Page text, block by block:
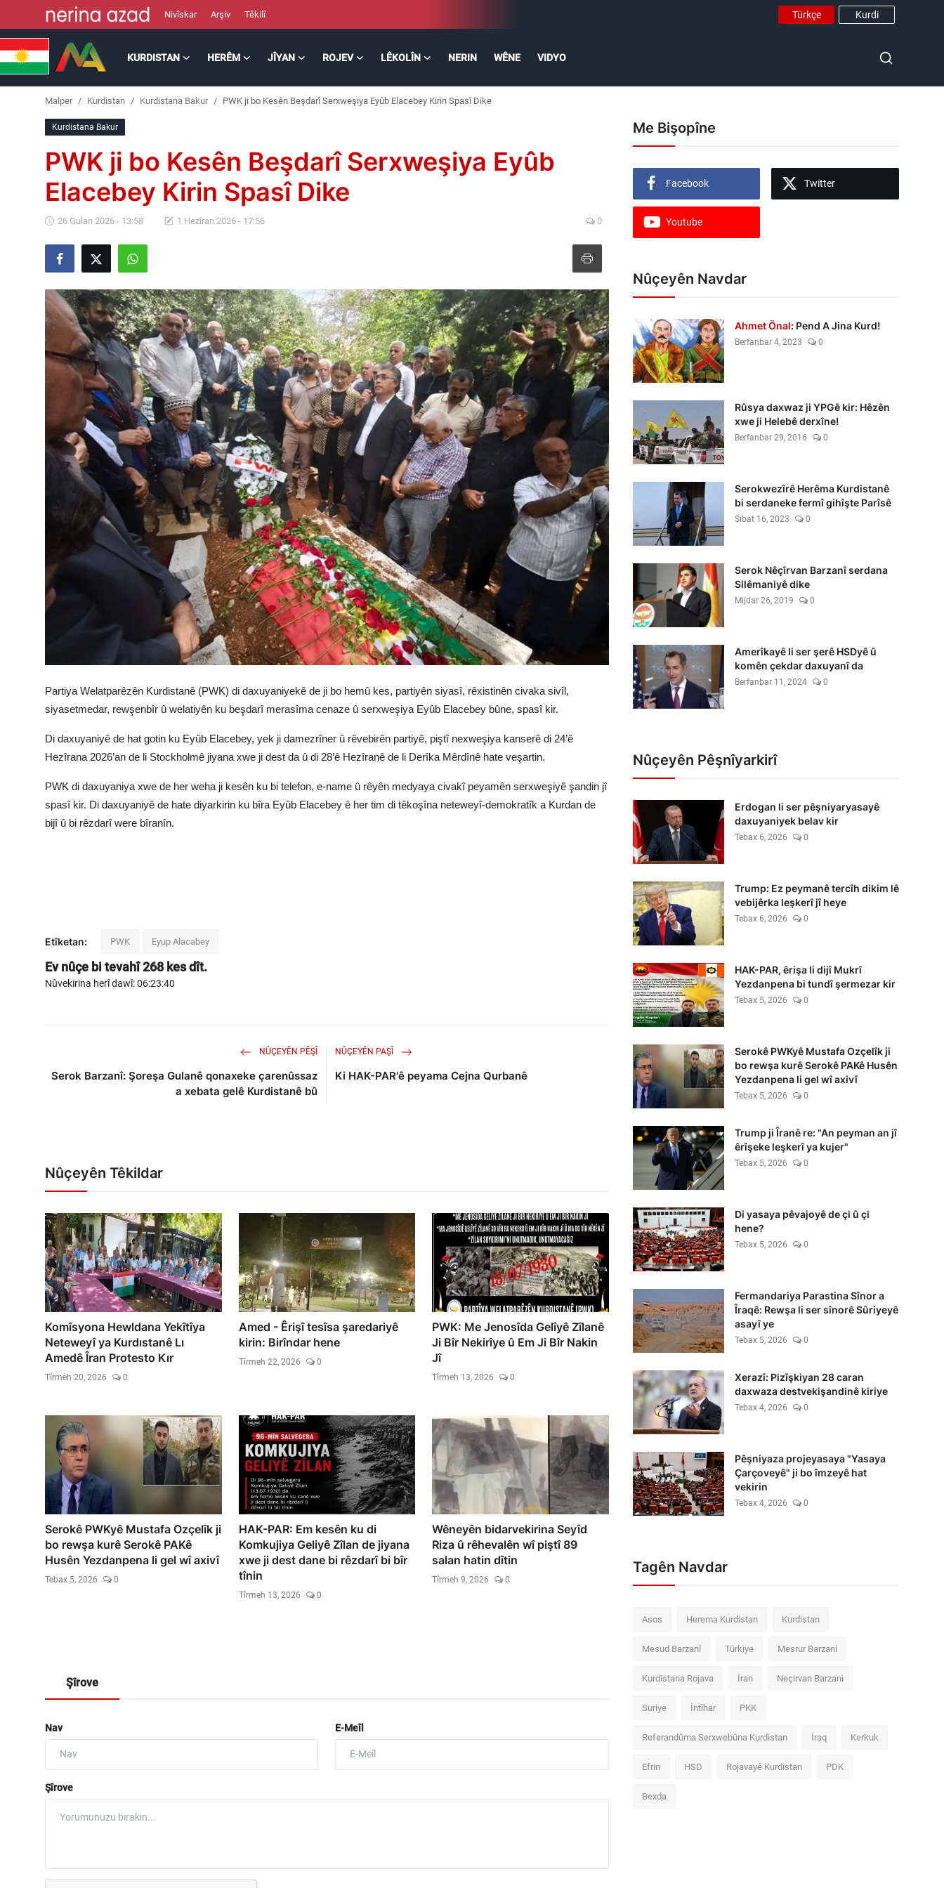
Nivîskar Arşiv Têkilî Türkçe Kurdi
KURDISTAN HERÊM JÎYAN ROJEV LÊKOLÎN NERIN WÊNE VIDYO
Lêkolîn
Nivîskar
Kurdi
Malper Kurdistan Kurdistana Bakur PWK ji bo Kesên Beşdarî Serxweşiya Eyûb Elacebey Kirin Spasî Dike
Kurdistana Bakur
PWK ji bo Kesên Beşdarî Serxweşiya Eyûb
Elacebey Kirin Spasî Dike
26 Gulan 2026 - 13:58 1 Hezîran 2026 - 17:56 0
Partiya Welatparêzên Kurdistanê (PWK) di daxuyaniyekê de ji bo hemû kes, partiyên siyasî, rêxistinên civaka sivîl,
siyasetmedar, rewşenbîr û welatiyên ku beşdarî merasîma cenaze û serxweşiya Eyûb Elacebey bûne, spasî kir.
Di daxuyaniyê de hat gotin ku Eyûb Elacebey, yek ji damezrîner û rêvebirên partiyê, piştî nexweşiya kanserê di 24’ê
Hezîrana 2026’an de li Stockholmê jiyana xwe ji dest da û di 28’ê Hezîranê de li Derîka Mêrdînê hate veşartin.
PWK di daxuyaniya xwe de her weha ji kesên ku bi telefon, e-name û rêyên medyaya civakî peyamên serxweşiyê şandin jî
spasî kir. Di daxuyaniyê de hate diyarkirin ku bîra Eyûb Elacebey ê her tim di têkoşîna neteweyî-demokratîk a Kurdan de
bijî û bi rêzdarî were bîranîn.
Etîketan: PWK Eyup Alacabey
Ev nûçe bi tevahî268 kes dît.
Nûvekirina herî dawî: 06:23:40
NÛÇEYÊN PÊŞÎ
Serok Barzanî: Şoreşa Gulanê qonaxeke çarenûssaz
a xebata gelê Kurdistanê bû
NÛÇEYÊN PAŞÎ
Ki HAK-PAR'ê peyama Cejna Qurbanê
Nûçeyên Têkildar
Komîsyona Hewldana Yekîtîya
Neteweyî ya Kurdıstanê Lı
Amedê Îran Protesto Kır
Tîrmeh 20, 2026 0
Amed - Êrişî tesîsa şaredariyê
kirin: Birîndar hene
Tîrmeh 22, 2026 0
PWK: Me Jenosîda Gelîyê Zîlanê
Ji Bîr Nekirîye û Em Ji Bîr Nakin
Jî
Tîrmeh 13, 2026 0
Serokê PWKyê Mustafa Ozçelîk ji
bo rewşa kurê Serokê PAKê
Husên Yezdanpena li gel wî axivî
Tebax 5, 2026 0
HAK-PAR: Em kesên ku di
Komkujiya Geliyê Zîlan de jiyana
xwe ji dest dane bi rêzdarî bi bîr
tînin
Tîrmeh 13, 2026 0
Wêneyên bidarvekirina Seyîd
Riza û rêhevalên wî piştî 89
salan hatin dîtin
Tîrmeh 9, 2026 0
Şîrove
Nav E-Meîl
Şîrove
Me Bişopîne
Facebook Twitter
Youtube
Nûçeyên Navdar
Ahmet Önal: Pend A Jina Kurd!
Berfanbar 4, 2023 0
Rûsya daxwaz ji YPGê kir: Hêzên
xwe ji Helebê derxîne!
Berfanbar 29, 2016 0
Serokwezîrê Herêma Kurdistanê
bi serdaneke fermî gihîşte Parîsê
Sibat 16, 2023 0
Serok Nêçîrvan Barzanî serdana
Silêmaniyê dike
Mijdar 26, 2019 0
Amerîkayê li ser şerê HSDyê û
komên çekdar daxuyanî da
Berfanbar 11, 2024 0
Nûçeyên Pêşnîyarkirî
Erdogan li ser pêşniyaryasayê
daxuyaniyek belav kir
Tebax 6, 2026 0
Trump: Ez peymanê tercîh dikim lê
vebijêrka leşkerî jî heye
Tebax 6, 2026 0
HAK-PAR, êrişa li dijî Mukrî
Yezdanpena bi tundî şermezar kir
Tebax 5, 2026 0
Serokê PWKyê Mustafa Ozçelîk ji
bo rewşa kurê Serokê PAKê Husên
Yezdanpena li gel wî axivî
Tebax 5, 2026 0
Trump ji Îranê re: "An peyman an jî
êrîşeke leşkerî ya kujer"
Tebax 5, 2026 0
Di yasaya pêvajoyê de çi û çi
hene?
Tebax 5, 2026 0
Fermandariya Parastina Sînor a
Îraqê: Rewşa li ser sînorê Sûriyeyê
asayî ye
Tebax 5, 2026 0
Xerazî: Pizîşkiyan 28 caran
daxwaza destvekişandinê kiriye
Tebax 4, 2026 0
Pêşniyaza projeyasaya "Yasaya
Çarçoveyê" ji bo îmzeyê hat
vekirin
Tebax 4, 2026 0
Tagên Navdar
Asos Herema Kurdistan Kurdistan
Mesud Barzanî Türkiye Mesrur Barzani
Kurdistana Rojava İran Neçirvan Barzani
Suriye İntîhar PKK
Referandûma Serxwebûna Kurdistan İraq Kerkuk
Efrin HSD Rojavayê Kurdistan PDK
Bexda